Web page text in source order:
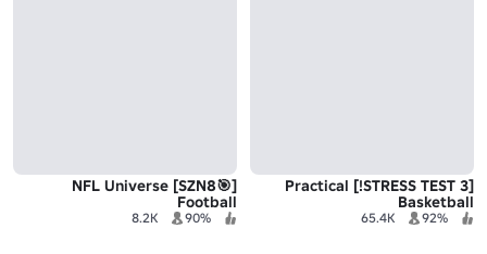
[STRESS TEST 3!] Practical
Basketball
92%
65.4K
[🎯SZN8] NFL Universe
Football
90%
8.2K